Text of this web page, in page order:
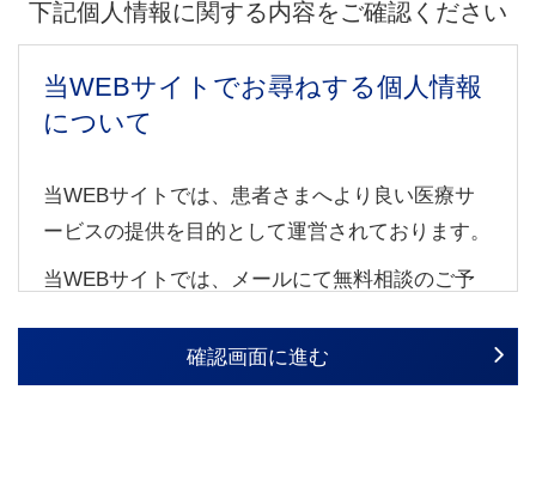
下記個人情報に関する内容をご確認ください
当WEBサイトでお尋ねする個人情報
について
当WEBサイトでは、患者さまへより良い医療サ
ービスの提供を目的として運営されております。
当WEBサイトでは、メールにて無料相談のご予
（氏名・住所・メールアドレス、その他の個人情
報）の入力が必要になります。これらの個人情報
確認画面に進む